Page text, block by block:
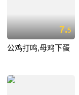
7.5
公鸡打鸣,母鸡下蛋